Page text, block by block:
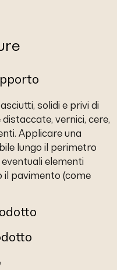
solidi e privi di
vernici, cere,
Applicare una
lungo il perimetro
elementi
pavimento (come